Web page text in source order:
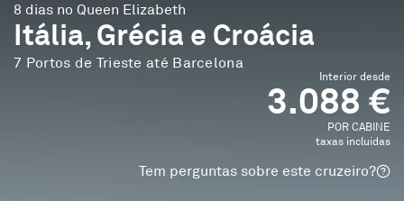
8 dias no Queen Elizabeth
Itália, Grécia e Croácia
7 Portos de Trieste até Barcelona
Interior desde
3.088 €
POR CABINE
taxas incluidas
Tem perguntas sobre este cruzeiro?